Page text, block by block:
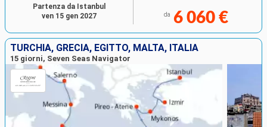
da 6 060 €
Partenza da Istanbul
ven 15 gen 2027
TURCHIA, GRECIA, EGITTO, MALTA, ITALIA
15 giorni, Seven Seas Navigator